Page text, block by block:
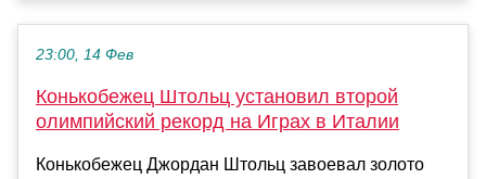
23:00, 14 Фев
Конькобежец Штольц установил второй
олимпийский рекорд на Играх в Италии
Конькобежец Джордан Штольц завоевал золото